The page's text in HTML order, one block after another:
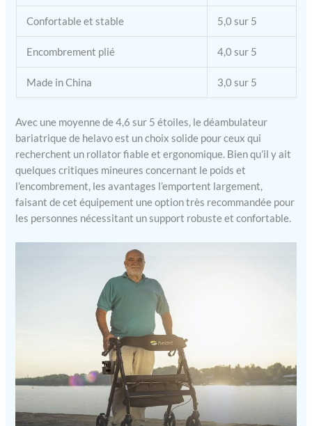
Confortable et stable 5,0 sur 5
Encombrement plié 4,0 sur 5
Made in China 3,0 sur 5
Avec une moyenne de 4,6 sur 5 étoiles, le déambulateur
bariatrique de helavo est un choix solide pour ceux qui
recherchent un rollator fiable et ergonomique. Bien qu’il y ait
quelques critiques mineures concernant le poids et
l’encombrement, les avantages l’emportent largement,
faisant de cet équipement une option très recommandée pour
les personnes nécessitant un support robuste et confortable.